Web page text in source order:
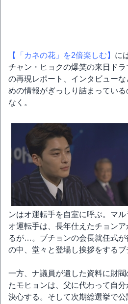
【「カネの花」を2倍楽しむ】 に
チャン・ヒョクの爆笑の来日ド
の再現レポート、インタビュー
めの情報がぎっしり詰まってい
なく。
ンはオ運転手を自室に呼ぶ。マ
オ運転手は、長年仕えたチョン
るが…。ブチョンの会長就任式
の中、堂々と登場し挨拶をするブ
一方、ナ議員が遺した資料に財
たモヒョンは、父に代わって自
決心する。そして次期総選挙で